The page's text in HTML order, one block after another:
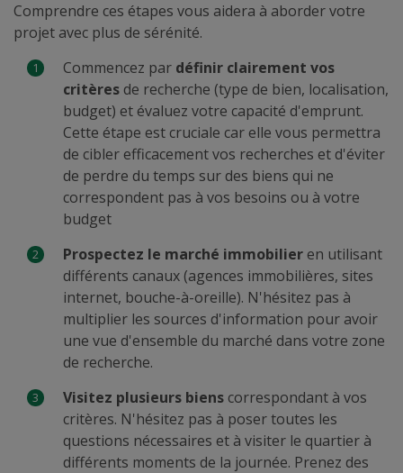
Comprendre ces étapes vous aidera à aborder votre
projet avec plus de sérénité.
Commencez par définir clairement vos
critères de recherche (type de bien, localisation,
budget) et évaluez votre capacité d'emprunt.
Cette étape est cruciale car elle vous permettra
de cibler efficacement vos recherches et d'éviter
de perdre du temps sur des biens qui ne
correspondent pas à vos besoins ou à votre
budget
Prospectez le marché immobilier en utilisant
différents canaux (agences immobilières, sites
internet, bouche-à-oreille). N'hésitez pas à
multiplier les sources d'information pour avoir
une vue d'ensemble du marché dans votre zone
de recherche.
Visitez plusieurs biens correspondant à vos
critères. N'hésitez pas à poser toutes les
questions nécessaires et à visiter le quartier à
différents moments de la journée. Prenez des